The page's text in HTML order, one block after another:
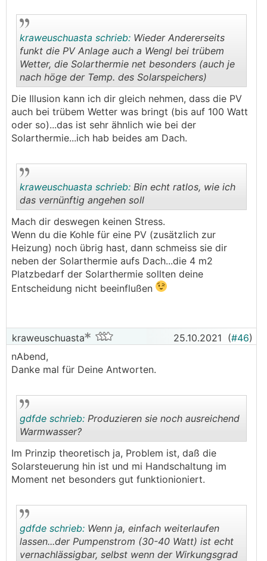
..
kraweuschuasta schrieb: Wieder Andererseits
funkt die PV Anlage auch a Wengl bei trübem
Wetter, die Solarthermie net besonders (auch je
nach höge der Temp. des Solarspeichers)
Die Illusion kann ich dir gleich nehmen, dass die PV
auch bei trübem Wetter was bringt (bis auf 100 Watt
oder so)...das ist sehr ähnlich wie bei der
Solarthermie...ich hab beides am Dach.
..
kraweuschuasta schrieb: Bin echt ratlos, wie ich
das vernünftig angehen soll
Mach dir deswegen keinen Stress.
Wenn du die Kohle für eine PV (zusätzlich zur
Heizung) noch übrig hast, dann schmeiss sie dir
neben der Solarthermie aufs Dach...die 4 m2
Platzbedarf der Solarthermie sollten deine
Entscheidung nicht beeinflußen
kraweuschuasta 25.10.2021 (#46)
nAbend,
Danke mal für Deine Antworten.
..
gdfde schrieb: Produzieren sie noch ausreichend
Warmwasser?
Im Prinzip theoretisch ja, Problem ist, daß die
Solarsteuerung hin ist und mi Handschaltung im
Moment net besonders gut funktionioniert.
gdfde schrieb: Wenn ja, einfach weiterlaufen
lassen...der Pumpenstrom (30-40 Watt) ist echt
vernachlässigbar, selbst wenn der Wirkungsgrad